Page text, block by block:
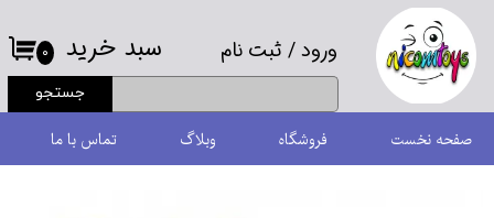
ورود/ ثبت نام
حساب کاربری من
تغییر گذر واژه
سفارشات
جستجو
۰ سبد خرید
صفحه نخست فروشگاه وبلاگ تماس با ما